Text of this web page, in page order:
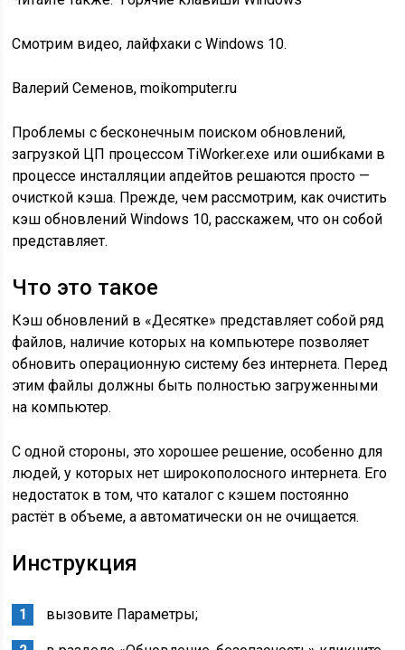
Смотрим видео, лайфхаки с Windows 10.
Валерий Семенов, moikomputer.ru
Проблемы с бесконечным поиском обновлений,
загрузкой ЦП процессом TiWorker.exe или ошибками в
процессе инсталляции апдейтов решаются просто —
очисткой кэша. Прежде, чем рассмотрим, как очистить
кэш обновлений Windows 10, расскажем, что он собой
представляет.
Что это такое
Кэш обновлений в «Десятке» представляет собой ряд
файлов, наличие которых на компьютере позволяет
обновить операционную систему без интернета. Перед
этим файлы должны быть полностью загруженными
на компьютер.
С одной стороны, это хорошее решение, особенно для
людей, у которых нет широкополосного интернета. Его
недостаток в том, что каталог с кэшем постоянно
растёт в объеме, а автоматически он не очищается.
Инструкция
вызовите Параметры;